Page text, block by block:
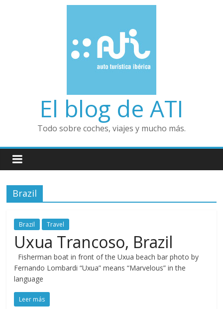
El blog de ATI
Todo sobre coches, viajes y mucho más.
Brazil
Brazil Travel
Uxua Trancoso, Brazil
Fisherman boat in front of the Uxua beach bar photo by
Fernando Lombardi “Uxua” means “Marvelous” in the
language
Leer más